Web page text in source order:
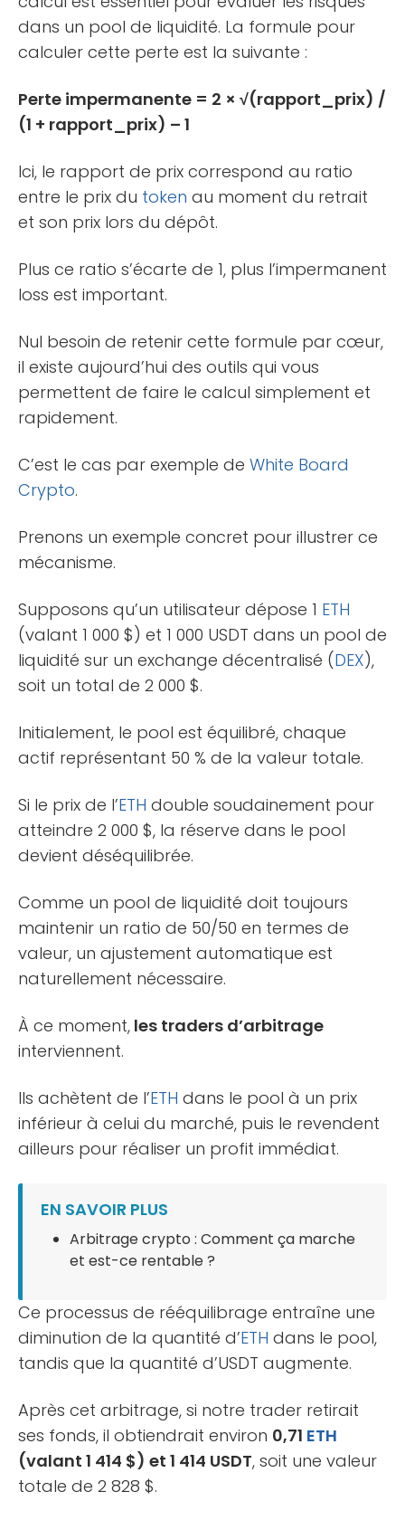
dans un pool de liquidité. La formule pour
calculer cette perte est la suivante :
Perte impermanente = 2 × √(rapport_prix) /
(1 + rapport_prix) – 1
Ici, le rapport de prix correspond au ratio
entre le prix du token au moment du retrait
et son prix lors du dépôt.
Plus ce ratio s’écarte de 1, plus l’impermanent
loss est important.
Nul besoin de retenir cette formule par cœur,
il existe aujourd’hui des outils qui vous
permettent de faire le calcul simplement et
rapidement.
C’est le cas par exemple de White Board
Crypto.
Prenons un exemple concret pour illustrer ce
mécanisme.
Supposons qu’un utilisateur dépose 1 ETH
(valant 1 000 $) et 1 000 USDT dans un pool de
liquidité sur un exchange décentralisé (DEX),
soit un total de 2 000 $.
Initialement, le pool est équilibré, chaque
actif représentant 50 % de la valeur totale.
Si le prix de l’ETH double soudainement pour
atteindre 2 000 $, la réserve dans le pool
devient déséquilibrée.
Comme un pool de liquidité doit toujours
maintenir un ratio de 50/50 en termes de
valeur, un ajustement automatique est
naturellement nécessaire.
À ce moment, les traders d’arbitrage
interviennent.
Ils achètent de l’ETH dans le pool à un prix
inférieur à celui du marché, puis le revendent
ailleurs pour réaliser un profit immédiat.
EN SAVOIR PLUS
Arbitrage crypto : Comment ça marche
et est-ce rentable ?
Ce processus de rééquilibrage entraîne une
diminution de la quantité d’ETH dans le pool,
tandis que la quantité d’USDT augmente.
Après cet arbitrage, si notre trader retirait
ses fonds, il obtiendrait environ 0,71 ETH
(valant 1 414 $) et 1 414 USDT, soit une valeur
totale de 2 828 $.